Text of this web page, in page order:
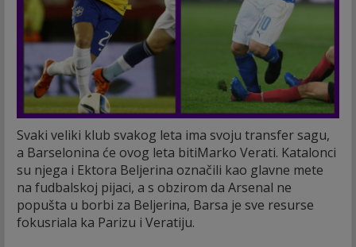
Svaki veliki klub svakog leta ima svoju transfer sagu,
a Barselonina će ovog leta bitiMarko Verati. Katalonci
su njega i Ektora Beljerina označili kao glavne mete
na fudbalskoj pijaci, a s obzirom da Arsenal ne
popušta u borbi za Beljerina, Barsa je sve resurse
fokusriala ka Parizu i Veratiju.